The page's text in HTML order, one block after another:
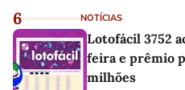
6 NOTÍCIAS
Lotofácil 3752
feira e prêmio
milhões